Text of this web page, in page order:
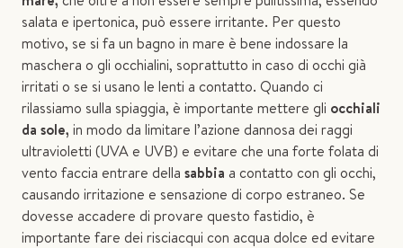
salata e ipertonica, può essere irritante. Per questo
motivo, se si fa un bagno in mare è bene indossare la
maschera o gli occhialini, soprattutto in caso di occhi già
irritati o se si usano le lenti a contatto. Quando ci
rilassiamo sulla spiaggia, è importante mettere gli occhiali
da sole, in modo da limitare l’azione dannosa dei raggi
ultravioletti (UVA e UVB) e evitare che una forte folata di
vento faccia entrare della sabbia a contatto con gli occhi,
causando irritazione e sensazione di corpo estraneo. Se
dovesse accadere di provare questo fastidio, è
importante fare dei risciacqui con acqua dolce ed evitare